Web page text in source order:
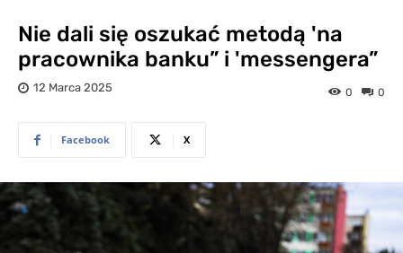
Nie dali się oszukać metodą 'na
pracownika banku” i 'messengera”
12 Marca 2025 0
0
Facebook X